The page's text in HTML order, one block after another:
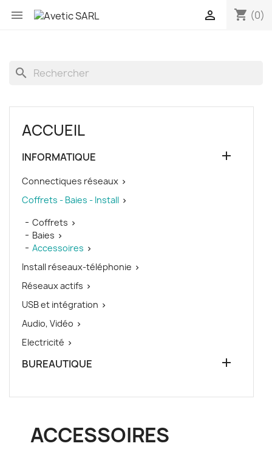
 shopping_cart (0)

search
ACCUEIL
INFORMATIQUE 
Connectiques réseaux 
Coffrets - Baies - Install 
Coffrets 
Baies 
Accessoires 
Install réseaux-téléphonie 
Réseaux actifs 
USB et intégration 
Audio, Vidéo 
Electricité 
BUREAUTIQUE 
ACCESSOIRES